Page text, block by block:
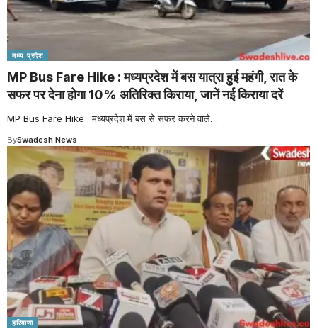
मध्य प्रदेश
MP Bus Fare Hike : मध्यप्रदेश में बस यात्रा हुई महंगी, रात के
सफर पर देना होगा 10% अतिरिक्त किराया, जानें नई किराया दरें
MP Bus Fare Hike : मध्यप्रदेश में बस से सफर करने वाले…
BySwadesh News
हरियाणा